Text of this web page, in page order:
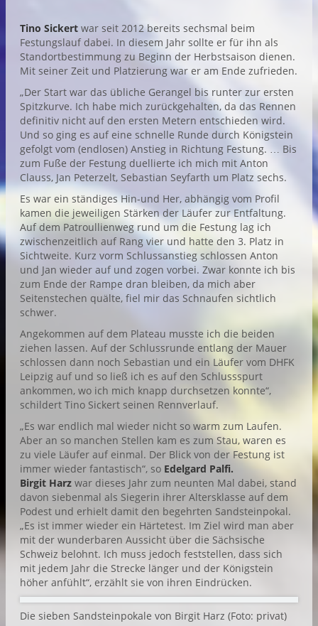
Tino Sickert war seit 2012 bereits sechsmal beim
Festungslauf dabei. In diesem Jahr sollte er für ihn als
Standortbestimmung zu Beginn der Herbstsaison dienen.
Mit seiner Zeit und Platzierung war er am Ende zufrieden.
„Der Start war das übliche Gerangel bis runter zur ersten
Spitzkurve. Ich habe mich zurückgehalten, da das Rennen
definitiv nicht auf den ersten Metern entschieden wird.
Und so ging es auf eine schnelle Runde durch Königstein
gefolgt vom (endlosen) Anstieg in Richtung Festung. … Bis
zum Fuße der Festung duellierte ich mich mit Anton
Clauss, Jan Peterzelt, Sebastian Seyfarth um Platz sechs.
Es war ein ständiges Hin-und Her, abhängig vom Profil
kamen die jeweiligen Stärken der Läufer zur Entfaltung.
Auf dem Patroullienweg rund um die Festung lag ich
zwischenzeitlich auf Rang vier und hatte den 3. Platz in
Sichtweite. Kurz vorm Schlussanstieg schlossen Anton
und Jan wieder auf und zogen vorbei. Zwar konnte ich bis
zum Ende der Rampe dran bleiben, da mich aber
Seitenstechen quälte, fiel mir das Schnaufen sichtlich
schwer.
Angekommen auf dem Plateau musste ich die beiden
ziehen lassen. Auf der Schlussrunde entlang der Mauer
schlossen dann noch Sebastian und ein Läufer vom DHFK
Leipzig auf und so ließ ich es auf den Schlussspurt
ankommen, wo ich mich knapp durchsetzen konnte“,
schildert Tino Sickert seinen Rennverlauf.
„Es war endlich mal wieder nicht so warm zum Laufen.
Aber an so manchen Stellen kam es zum Stau, waren es
zu viele Läufer auf einmal. Der Blick von der Festung ist
immer wieder fantastisch“, so Edelgard Palfi.
Birgit Harz war dieses Jahr zum neunten Mal dabei, stand
davon siebenmal als Siegerin ihrer Altersklasse auf dem
Podest und erhielt damit den begehrten Sandsteinpokal.
„Es ist immer wieder ein Härtetest. Im Ziel wird man aber
mit der wunderbaren Aussicht über die Sächsische
Schweiz belohnt. Ich muss jedoch feststellen, dass sich
mit jedem Jahr die Strecke länger und der Königstein
höher anfühlt“, erzählt sie von ihren Eindrücken.
Die sieben Sandsteinpokale von Birgit Harz (Foto: privat)